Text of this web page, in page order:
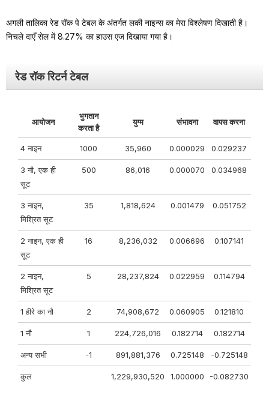
अगली तालिका रेड रॉक पे टेबल के अंतर्गत लकी नाइन्स का मेरा विश्लेषण दिखाती है।
निचले दाएँ सेल में 8.27% का हाउस एज दिखाया गया है।
रेड रॉक रिटर्न टेबल
आयोजन
भुगतान
करता है
युग्म संभावना वापस करना
4 नाइन 1000 35,960 0.000029 0.029237
3 नौ, एक ही
सूट
500 86,016 0.000070 0.034968
3 नाइन,
मिश्रित सूट
35 1,818,624 0.001479 0.051752
2 नाइन, एक ही
सूट
16 8,236,032 0.006696 0.107141
2 नाइन,
मिश्रित सूट
5 28,237,824 0.022959 0.114794
1 हीरे का नौ 2 74,908,672 0.060905 0.121810
1 नौ 1 224,726,016 0.182714 0.182714
अन्य सभी -1 891,881,376 0.725148 -0.725148
कुल 1,229,930,520 1.000000 -0.082730